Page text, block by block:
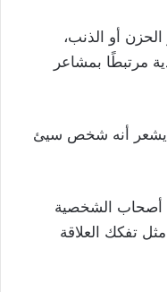
الحزن أو الذنب،
مرتبطًا بمشاعر
يشعر أنه شخص سيئ
أصحاب الشخصية
تفكك العلاقة